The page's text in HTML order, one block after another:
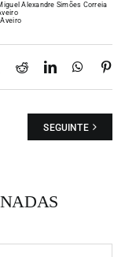
Alexandre Simões Correia
RedditLinkedIn
SEGUINTE